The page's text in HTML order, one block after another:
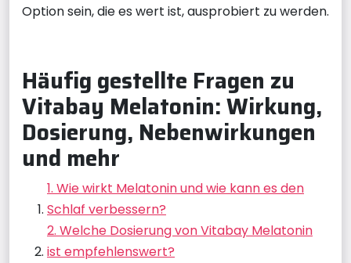
Option sein, die es wert ist, ausprobiert zu werden.
Häufig gestellte Fragen zu
Vitabay Melatonin: Wirkung,
Dosierung, Nebenwirkungen
und mehr
1. Wie wirkt Melatonin und wie kann es den
Schlaf verbessern?
2. Welche Dosierung von Vitabay Melatonin
ist empfehlenswert?